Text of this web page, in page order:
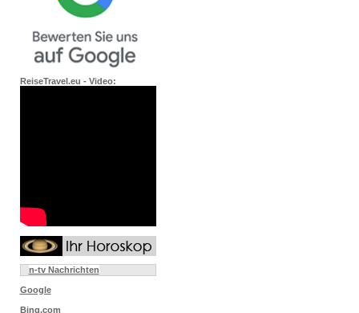
ReiseTravel.eu - Video:
n-tv Nachrichten
Google
Bing.com